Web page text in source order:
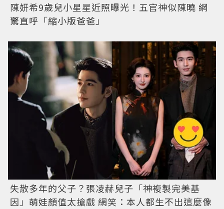
陳妍希9歲兒小星星近照曝光！五官神似陳曉 網
驚直呼「縮小版爸爸」
失散多年的父子？張凌赫兒子「神複製完美基
因」萌娃顏值太搶戲 網笑：本人都生不出這麼像